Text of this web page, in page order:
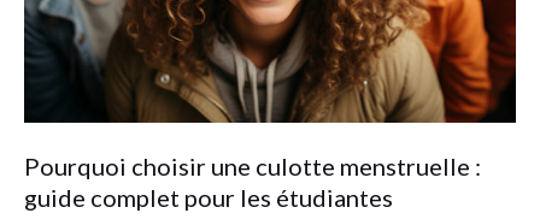
Pourquoi choisir une culotte menstruelle :
guide complet pour les étudiantes
guide
complet